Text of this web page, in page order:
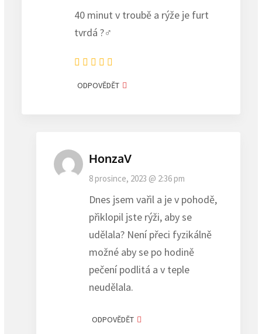
40 minut v troubě a rýže je furt
tvrdá ?‍♂️
ODPOVĚDĚT
HonzaV
8 prosince, 2023 @ 2:36 pm
Dnes jsem vařil a je v pohodě,
přiklopil jste rýži, aby se
udělala? Není přeci fyzikálně
možné aby se po hodině
pečení podlitá a v teple
neudělala.
ODPOVĚDĚT